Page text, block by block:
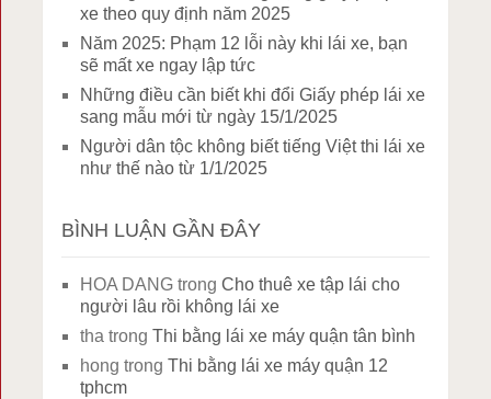
xe theo quy định năm 2025
Năm 2025: Phạm 12 lỗi này khi lái xe, bạn
sẽ mất xe ngay lập tức
Những điều cần biết khi đổi Giấy phép lái xe
sang mẫu mới từ ngày 15/1/2025
Người dân tộc không biết tiếng Việt thi lái xe
như thế nào từ 1/1/2025
BÌNH LUẬN GẦN ĐÂY
HOA DANG trongCho thuê xe tập lái cho
người lâu rồi không lái xe
tha trongThi bằng lái xe máy quận tân bình
hong trongThi bằng lái xe máy quận 12
tphcm